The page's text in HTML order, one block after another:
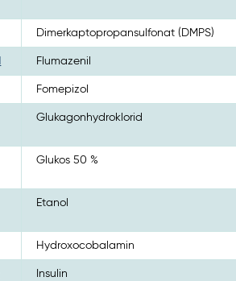
Dimerkaptopropansulfonat (DMPS)
Flumazenil
Fomepizol
Glukagonhydroklorid
Glukos 50 %
Etanol
Hydroxocobalamin
Insulin